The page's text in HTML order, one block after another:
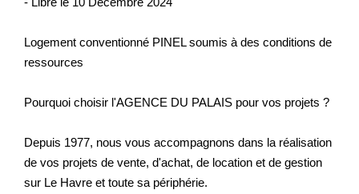
Logement conventionné PINEL soumis à des conditions de
ressources
Pourquoi choisir l'AGENCE DU PALAIS pour vos projets ?
Depuis 1977, nous vous accompagnons dans la réalisation
de vos projets de vente, d'achat, de location et de gestion
sur Le Havre et toute sa périphérie.